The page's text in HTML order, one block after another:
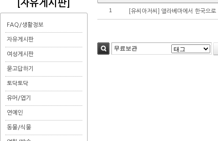
[자유게시판]
FAQ/생활정보
자유게시판
여성게시판
묻고답하기
토닥토닥
유머/엽기
연예인
동물/식물
1 [유씨아저씨] 앨라베마에서 한국으